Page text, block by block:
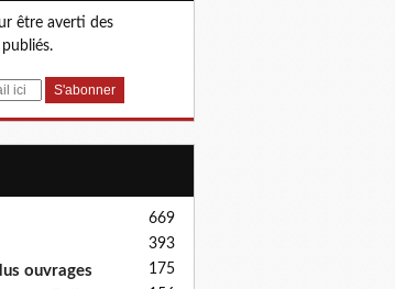
être averti des
669
393
ouvrages 175